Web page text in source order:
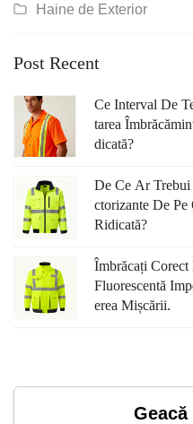
Haine de Exterior
Post Recent
Ce Interval De
Tarea
Dicată?
De Ce Ar
Ctorizante De
Ridicată?
Îmbrăcați Corect
Fluorescentă
Erea Mișcării.